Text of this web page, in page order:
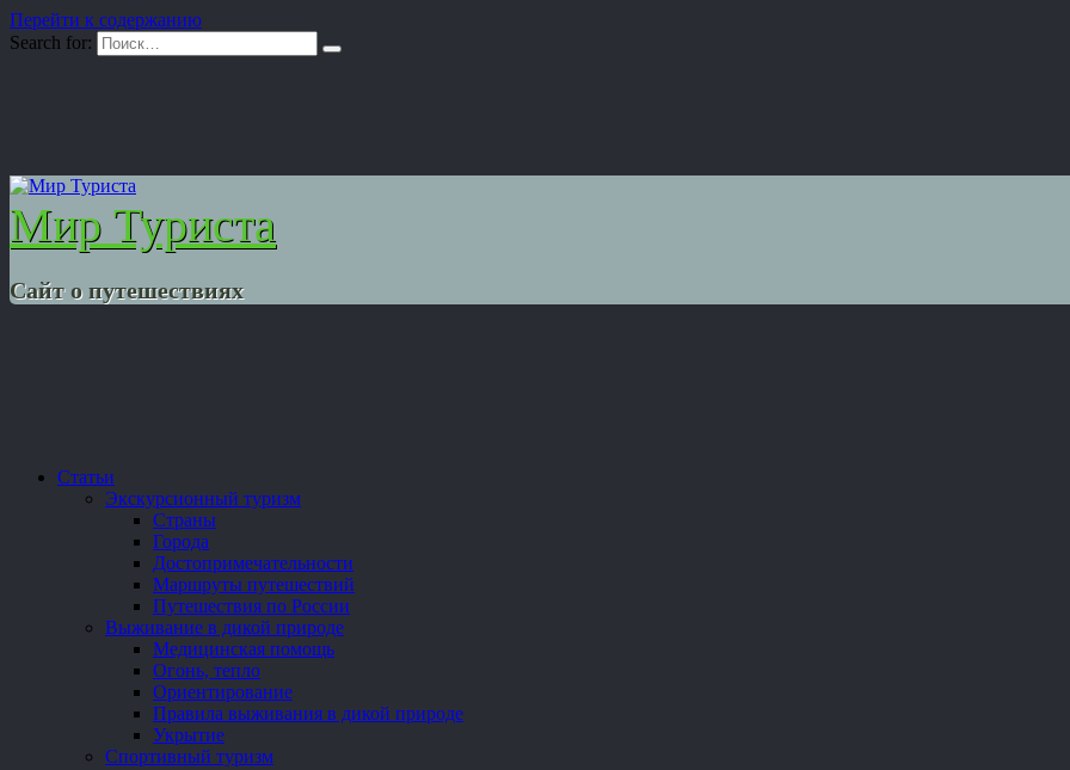
Перейти к содержанию
Search for:
Мир Туриста
Сайт о путешествиях
Статьи
Экскурсионный туризм
Страны
Города
Достопримечательности
Маршруты путешествий
Путешествия по России
Выживание в дикой природе
Медицинская помощь
Огонь, тепло
Ориентирование
Правила выживания в дикой природе
Укрытие
Спортивный туризм